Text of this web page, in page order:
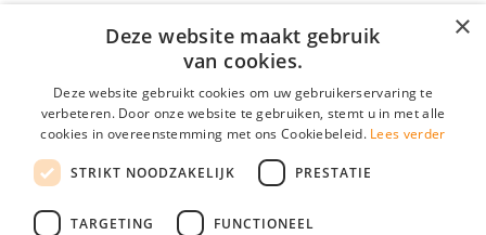
Traineeships
Vacatures
Over Vacatures Overheid Online
YoungCapital IOS App
YoungCapital Android App
Hoofdkantoor Hoofddorp
×
Deze website maakt gebruik
van cookies.
Deze website gebruikt cookies om uw gebruikerservaring te
verbeteren. Door onze website te gebruiken, stemt u in met alle
cookies in overeenstemming met ons Cookiebeleid. Lees verder
STRIKT NOODZAKELIJK PRESTATIE
TARGETING FUNCTIONEEL